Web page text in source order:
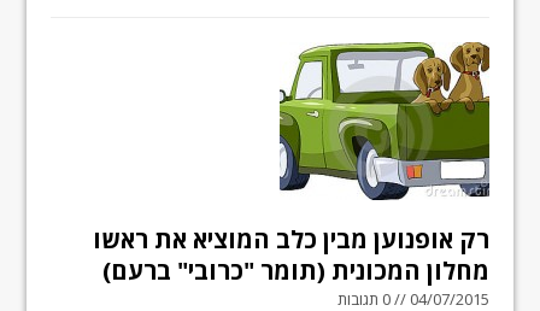
רק אופנוען מבין כלב המוציא את ראשו
מחלון המכונית (תומר "כרובי" ברעם)
04/07/2015 // 0 תגובות